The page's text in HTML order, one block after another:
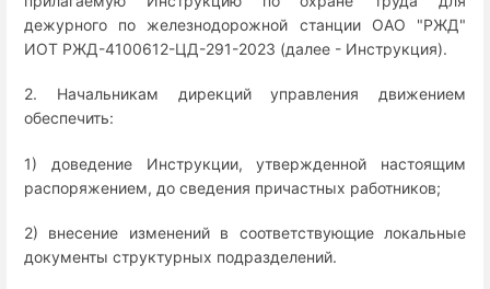
дежурного по железнодорожной станции ОАО "РЖД"
ИОТ РЖД-4100612-ЦД-291-2023 (далее - Инструкция).
2. Начальникам дирекций управления движением
обеспечить:
1) доведение Инструкции, утвержденной настоящим
распоряжением, до сведения причастных работников;
2) внесение изменений в соответствующие локальные
документы структурных подразделений.